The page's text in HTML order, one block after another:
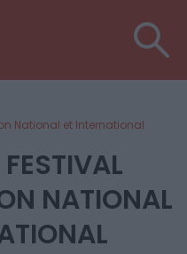
National et International
NATIONAL